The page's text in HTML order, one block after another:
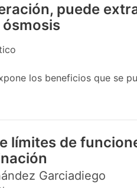
puede
los beneficios que se
límites de
Garciadiego